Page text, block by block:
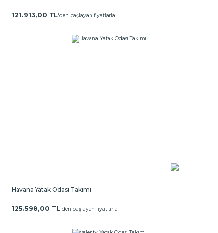
121.913,00 TL'den başlayan fiyatlarla
Havana Yatak Odası Takımı
125.598,00 TL'den başlayan fiyatlarla